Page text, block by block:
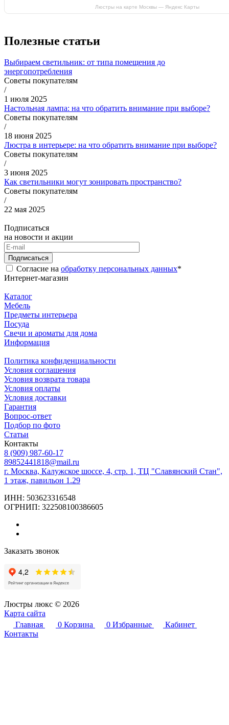
Люстры на карте Москвы — Яндекс Карты
Полезные статьи
Выбираем светильник: от типа помещения до
энергопотребления
Советы покупателям
/
1 июля 2025
Настольная лампа: на что обратить внимание при выборе?
Советы покупателям
/
18 июня 2025
Люстра в интерьере: на что обратить внимание при выборе?
Советы покупателям
/
3 июня 2025
Как светильники могут зонировать пространство?
Советы покупателям
/
22 мая 2025
Подписаться
на новости и акции
Подписаться
Согласие на обработку персональных данных*
Интернет-магазин
Каталог
Мебель
Предметы интерьера
Посуда
Свечи и ароматы для дома
Информация
Политика конфиденциальности
Условия соглашения
Условия возврата товара
Условия оплаты
Условия доставки
Гарантия
Вопрос-ответ
Подбор по фото
Статьи
Контакты
8 (909) 987-60-17
89852441818@mail.ru
г. Москва, Калужское шоссе, 4, стр. 1, ТЦ "Славянский Стан",
1 этаж, павильон 1.29
ИНН: 503623316548
ОГРНИП: 322508100386605
Заказать звонок
Люстры люкс © 2026
Карта сайта
Главная
0 Корзина 0 Избранные
Кабинет
Контакты